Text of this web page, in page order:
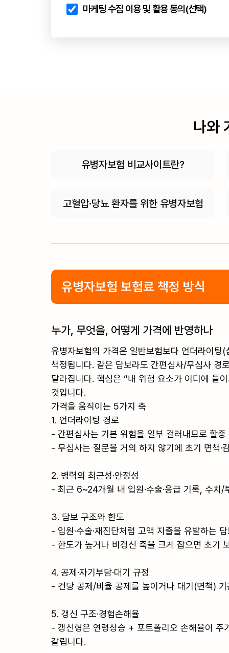
마케팅 수집 이용 및 활용 동의(선택)
나와
유병자보험 비교사이트란?
고혈압·당뇨 환자를 위한 유병자보험
유병자보험 보험료 책정 방식
누가, 무엇을, 어떻게 가격에 반영하나
유병자보험의 가격은 일반보험보다 언더라이팅
책정됩니다. 같은 담보라도 간편심사/무심사 경
달라집니다. 핵심은 “내 위험 요소가 어디에 들
것입니다.
가격을 움직이는 5가지 축
1. 언더라이팅 경로
- 간편심사는 기본 위험을 일부 걸러내므로 할
- 무심사는 질문을 거의 하지 않기에 초기 면책·
2. 병력의 최근성·안정성
- 최근 6~24개월 내 입원·수술·응급 기록, 수치
3. 담보 구조와 한도
- 입원·수술·재진단처럼 고액 지출을 유발하는
- 한도가 높거나 비갱신 축을 크게 잡으면 초기
4. 공제·자기부담·대기 규정
- 건당 공제/비율 공제를 높이거나 대기(면책)
5. 갱신 구조·경험손해율
- 갱신형은 연령상승 + 포트폴리오 손해율이 주
갈립니다.